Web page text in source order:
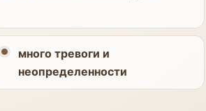
много тревоги и
неопределенности